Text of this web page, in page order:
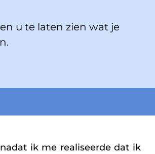
u te laten zien wat je
ik me realiseerde dat ik